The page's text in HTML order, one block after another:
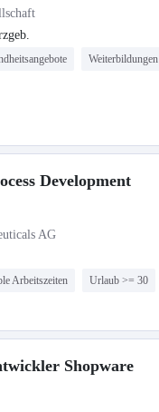
Weiterbildungen
Development
AG
Arbeitszeiten Urlaub >= 30
Shopware